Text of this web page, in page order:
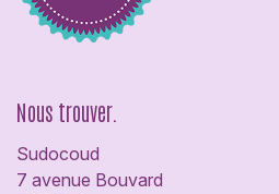
Nous trouver.
Sudocoud
7 avenue Bouvard